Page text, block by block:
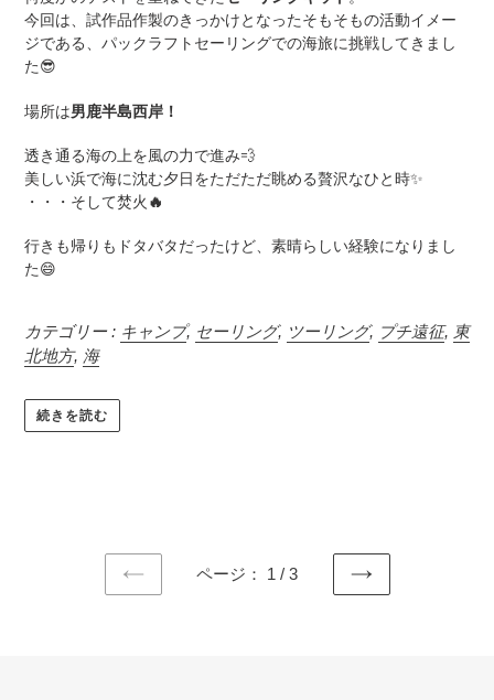
今回は、試作品作製のきっかけとなったそもそもの活動イメー
ジである、パックラフトセーリングでの海旅に挑戦してきまし
た😎
場所は男鹿半島西岸！
透き通る海の上を風の力で進み💨
美しい浜で海に沈む夕日をただただ眺める贅沢なひと時✨
・・・そして焚火 🔥
行きも帰りもドタバタだったけど、素晴らしい経験になりまし
た😄
カテゴリー : キャンプ, セーリング, ツーリング, プチ遠征, 東
北地方, 海
続きを読む
前
ページ： 1 / 3
次